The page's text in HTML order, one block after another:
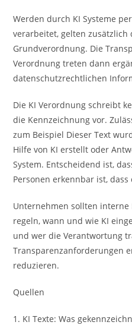
Werden durch KI Systeme
verarbeitet, gelten zusätzlich
Grundverordnung. Die
Verordnung treten dann
datenschutzrechtlichen
Die KI Verordnung schreibt
die Kennzeichnung vor.
zum Beispiel Dieser Text
Hilfe von KI erstellt oder
System. Entscheidend ist,
Personen erkennbar ist,
Unternehmen sollten
regeln, wann und wie KI
und wer die Verantwortung
Transparenzanforderungen
reduzieren.
Quellen
1. KI Texte: Was